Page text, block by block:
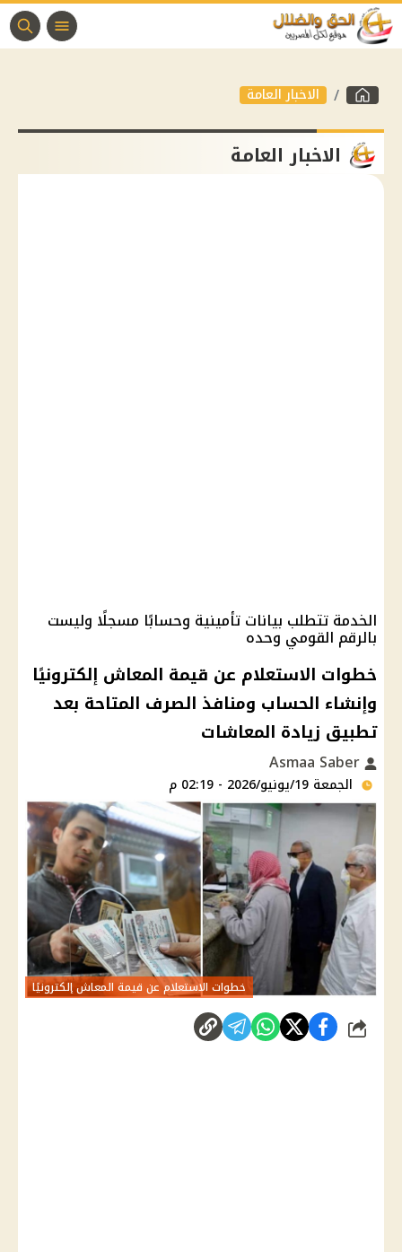
الاخبار العامة
الاخبار العامة
الخدمة تتطلب بيانات تأمينية وحسابًا مسجلًا وليست
بالرقم القومي وحده
خطوات الاستعلام عن قيمة المعاش إلكترونيًا
وإنشاء الحساب ومنافذ الصرف المتاحة بعد
تطبيق زيادة المعاشات
الجمعة 19/يونيو/2026 - 02:19 م
خطوات الاستعلام عن قيمة المعاش إلكترونيًا
شارك